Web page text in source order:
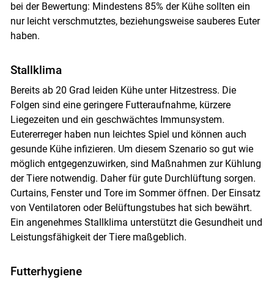
bei der Bewertung: Mindestens 85% der Kühe sollten ein
nur leicht verschmutztes, beziehungsweise sauberes Euter
haben.
Stallklima
Bereits ab 20 Grad leiden Kühe unter Hitzestress. Die
Folgen sind eine geringere Futteraufnahme, kürzere
Liegezeiten und ein geschwächtes Immunsystem.
Eutererreger haben nun leichtes Spiel und können auch
gesunde Kühe infizieren. Um diesem Szenario so gut wie
möglich entgegenzuwirken, sind Maßnahmen zur Kühlung
der Tiere notwendig. Daher für gute Durchlüftung sorgen.
Curtains, Fenster und Tore im Sommer öffnen. Der Einsatz
von Ventilatoren oder Belüftungstubes hat sich bewährt.
Ein angenehmes Stallklima unterstützt die Gesundheit und
Leistungsfähigkeit der Tiere maßgeblich.
Futterhygiene